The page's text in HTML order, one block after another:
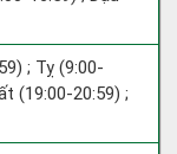
; Tỵ (9:00-
(19:00-20:59) ;